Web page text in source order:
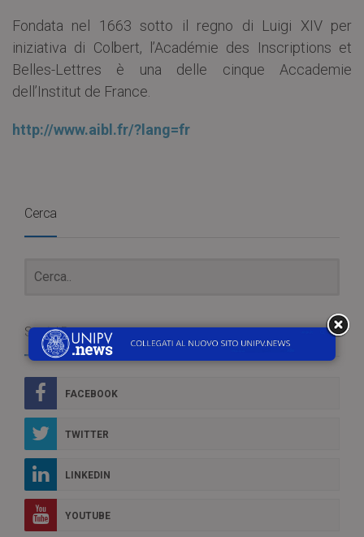
Fondata nel 1663 sotto il regno di Luigi XIV per
iniziativa di Colbert, l’Académie des Inscriptions et
Belles-Lettres è una delle cinque Accademie
dell’Institut de France.
http://www.aibl.fr/?lang=fr
Cerca
Social Box
FACEBOOK
TWITTER
LINKEDIN
YOUTUBE